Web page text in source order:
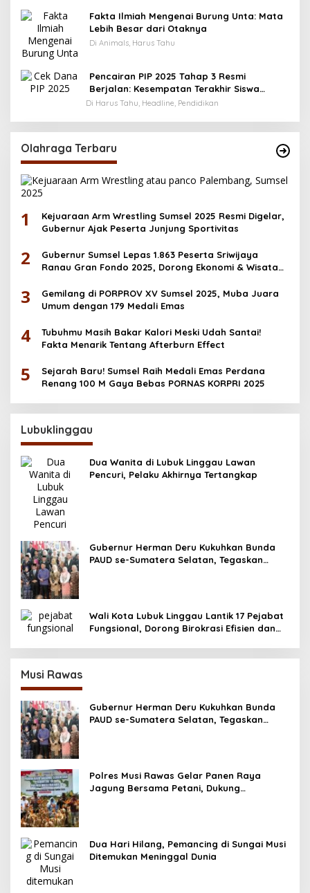
Fakta Ilmiah Mengenai Burung Unta: Mata
Lebih Besar dari Otaknya
Di Animals, Harus Tahu
Pencairan PIP 2025 Tahap 3 Resmi
Berjalan: Kesempatan Terakhir Siswa
Menerima Bantuan Pendidikan hingga
Di Harus Tahu, Headline, Pendidikan
Olahraga Terbaru
1
Kejuaraan Arm Wrestling Sumsel 2025 Resmi Digelar,
Gubernur Ajak Peserta Junjung Sportivitas
2
Gubernur Sumsel Lepas 1.863 Peserta Sriwijaya
Ranau Gran Fondo 2025, Dorong Ekonomi & Wisata
3
Gemilang di PORPROV XV Sumsel 2025, Muba Juara
Umum dengan 179 Medali Emas
4
Tubuhmu Masih Bakar Kalori Meski Udah Santai!
Fakta Menarik Tentang Afterburn Effect
5
Sejarah Baru! Sumsel Raih Medali Emas Perdana
Renang 100 M Gaya Bebas PORNAS KORPRI 2025
Lubuklinggau
Dua Wanita di Lubuk Linggau Lawan
Pencuri, Pelaku Akhirnya Tertangkap
Gubernur Herman Deru Kukuhkan Bunda
PAUD se-Sumatera Selatan, Tegaskan
Wali Kota Lubuk Linggau Lantik 17 Pejabat
Fungsional, Dorong Birokrasi Efisien dan
Musi Rawas
Gubernur Herman Deru Kukuhkan Bunda
PAUD se-Sumatera Selatan, Tegaskan
Polres Musi Rawas Gelar Panen Raya
Jagung Bersama Petani, Dukung
Dua Hari Hilang, Pemancing di Sungai Musi
Ditemukan Meninggal Dunia